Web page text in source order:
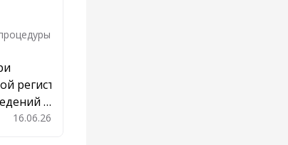
регистрации
о
в закладки
16.06.26